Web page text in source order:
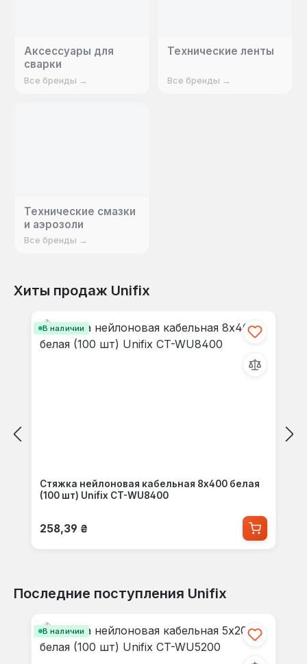
Аксессуары для
сварки
Все бренды →
Технические ленты
Все бренды →
Технические смазки
и аэрозоли
Все бренды →
Хиты продаж Unifix
Пропустить галерею продуктов
В наличии
Стяжка нейлоновая кабельная 8x400 белая
(100 шт) Unifix CT-WU8400
Обычная цена:
258,39 ₴
Последние поступления Unifix
Пропустить галерею продуктов
В наличии